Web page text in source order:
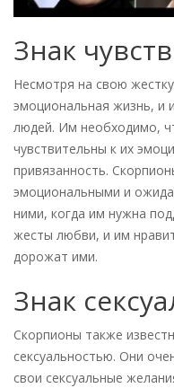
Знак
Несмотря на свою
эмоциональная жизнь, и
людей. Им необходимо,
чувствительны к их
привязанность.
эмоциональными и
ними, когда им нужна
жесты любви, и им
дорожат ими.
Знак
Скорпионы также
сексуальностью. Они
свои сексуальные